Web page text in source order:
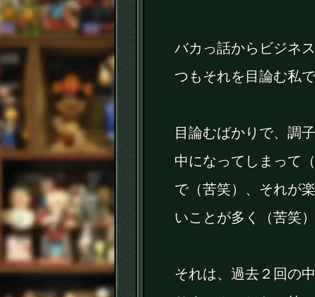
バカっ話からビジネ
つもそれを目論む私
目論むばかりで、調
中になってしまって
で（苦笑）、それが
いことが多く（苦笑）
それは、過去２回の